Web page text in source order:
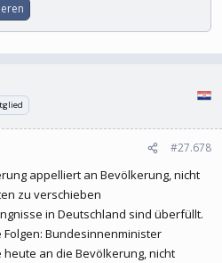
#27.678
appelliert an Bevölkerung, nicht
zu verschieben
in Deutschland sind überfüllt.
Bundesinnenminister
an die Bevölkerung, nicht